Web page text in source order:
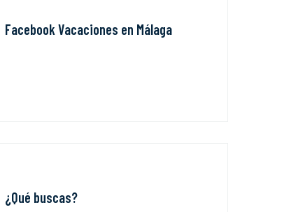
Facebook Vacaciones en Málaga
¿Qué buscas?